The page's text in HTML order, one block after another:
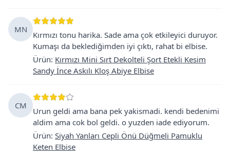
MN
Kırmızı tonu harika. Sade ama çok etkileyici duruyor.
Kumaşı da beklediğimden iyi çıktı, rahat bi elbise.
Ürün: Kırmızı Mini Sırt Dekolteli Şort Etekli Kesim
Sandy İnce Askılı Kloş Abiye Elbise
CM
Urun geldi ama bana pek yakismadi. kendi bedenimi
aldim ama cok bol geldi. o yuzden iade ediyorum.
Ürün: Siyah Yanları Cepli Önü Düğmeli Pamuklu
Keten Elbise